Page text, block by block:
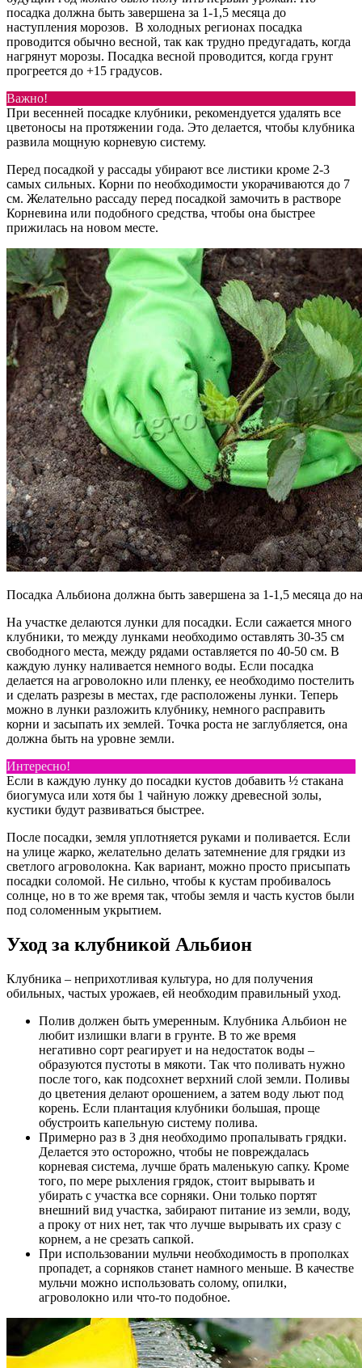
посадка должна быть завершена за 1-1,5 месяца до
наступления морозов. В холодных регионах посадка
проводится обычно весной, так как трудно предугадать, когда
нагрянут морозы. Посадка весной проводится, когда грунт
прогреется до +15 градусов.
Важно!
При весенней посадке клубники, рекомендуется удалять все
цветоносы на протяжении года. Это делается, чтобы клубника
развила мощную корневую систему.
Перед посадкой у рассады убирают все листики кроме 2-3
самых сильных. Корни по необходимости укорачиваются до 7
см. Желательно рассаду перед посадкой замочить в растворе
Корневина или подобного средства, чтобы она быстрее
прижилась на новом месте.
Посадка Альбиона должна быть завершена за 1-1,5 месяца до
На участке делаются лунки для посадки. Если сажается много
клубники, то между лунками необходимо оставлять 30-35 см
свободного места, между рядами оставляется по 40-50 см. В
каждую лунку наливается немного воды. Если посадка
делается на агроволокно или пленку, ее необходимо постелить
и сделать разрезы в местах, где расположены лунки. Теперь
можно в лунки разложить клубнику, немного расправить
корни и засыпать их землей. Точка роста не заглубляется, она
должна быть на уровне земли.
Интересно!
Если в каждую лунку до посадки кустов добавить ½ стакана
биогумуса или хотя бы 1 чайную ложку древесной золы,
кустики будут развиваться быстрее.
После посадки, земля уплотняется руками и поливается. Если
на улице жарко, желательно делать затемнение для грядки из
светлого агроволокна. Как вариант, можно просто присыпать
посадки соломой. Не сильно, чтобы к кустам пробивалось
солнце, но в то же время так, чтобы земля и часть кустов были
под соломенным укрытием.
Уход за клубникой Альбион
Клубника – неприхотливая культура, но для получения
обильных, частых урожаев, ей необходим правильный уход.
Полив должен быть умеренным. Клубника Альбион не
любит излишки влаги в грунте. В то же время
негативно сорт реагирует и на недостаток воды –
образуются пустоты в мякоти. Так что поливать нужно
после того, как подсохнет верхний слой земли. Поливы
до цветения делают орошением, а затем воду льют под
корень. Если плантация клубники большая, проще
обустроить капельную систему полива.
Примерно раз в 3 дня необходимо пропалывать грядки.
Делается это осторожно, чтобы не повреждалась
корневая система, лучше брать маленькую сапку. Кроме
того, по мере рыхления грядок, стоит вырывать и
убирать с участка все сорняки. Они только портят
внешний вид участка, забирают питание из земли, воду,
а проку от них нет, так что лучше вырывать их сразу с
корнем, а не срезать сапкой.
При использовании мульчи необходимость в прополках
пропадет, а сорняков станет намного меньше. В качестве
мульчи можно использовать солому, опилки,
агроволокно или что-то подобное.